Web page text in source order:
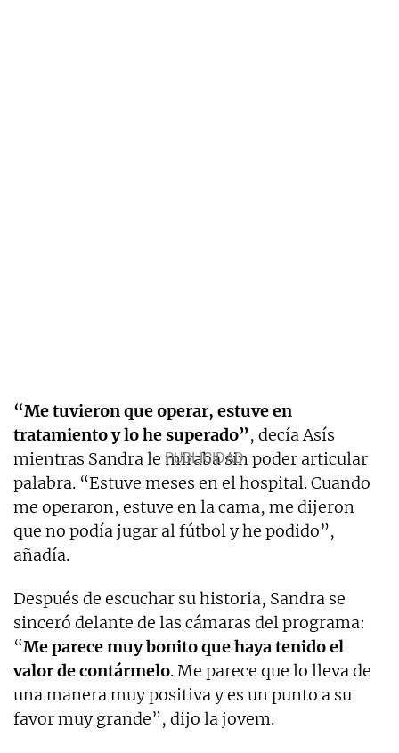
“Me tuvieron que operar, estuve en
tratamiento y lo he superado”, decía Asís
mientras Sandra le miraba sin poder articular
palabra. “Estuve meses en el hospital. Cuando
me operaron, estuve en la cama, me dijeron
que no podía jugar al fútbol y he podido”,
añadía.
Después de escuchar su historia, Sandra se
sinceró delante de las cámaras del programa:
“Me parece muy bonito que haya tenido el
valor de contármelo. Me parece que lo lleva de
una manera muy positiva y es un punto a su
favor muy grande”, dijo la jovem.